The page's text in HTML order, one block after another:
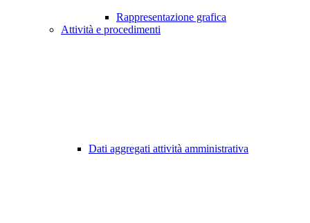
Rappresentazione grafica
Attività e procedimenti
Dati aggregati attività amministrativa